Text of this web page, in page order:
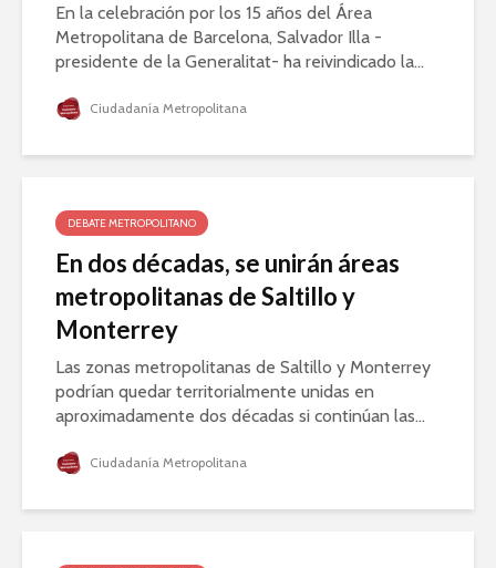
En la celebración por los 15 años del Área
Metropolitana de Barcelona, Salvador Illa -
presidente de la Generalitat- ha reivindicado la...
Ciudadanía Metropolitana
DEBATE METROPOLITANO
En dos décadas, se unirán áreas
metropolitanas de Saltillo y
Monterrey
Las zonas metropolitanas de Saltillo y Monterrey
podrían quedar territorialmente unidas en
aproximadamente dos décadas si continúan las...
Ciudadanía Metropolitana